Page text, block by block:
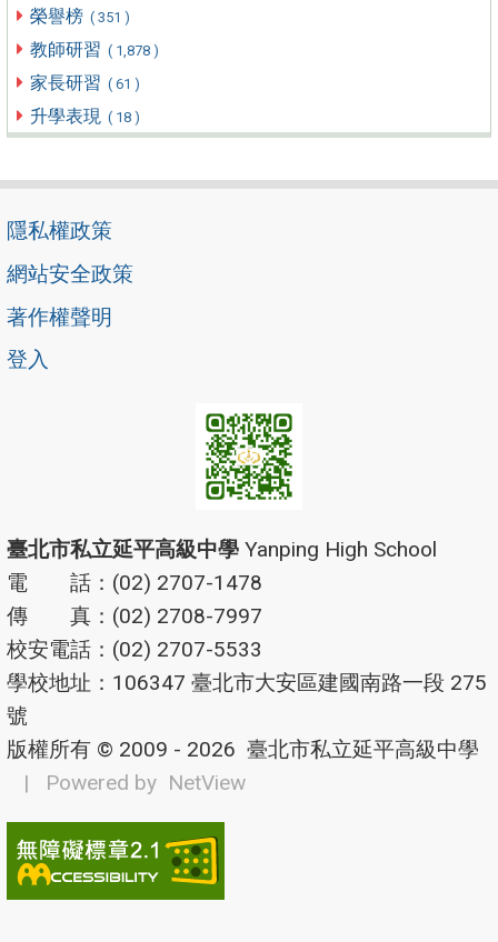
榮譽榜 ( 351 )
教師研習 ( 1,878 )
家長研習 ( 61 )
升學表現 ( 18 )
隱私權政策
網站安全政策
著作權聲明
登入
臺北市私立延平高級中學 Yanping High School
電 話：(02) 2707-1478
傳 真：(02) 2708-7997
校安電話：(02) 2707-5533
學校地址：106347 臺北市大安區建國南路一段 275
號
版權所有 © 2009 - 2026 臺北市私立延平高級中學
| Powered by NetView